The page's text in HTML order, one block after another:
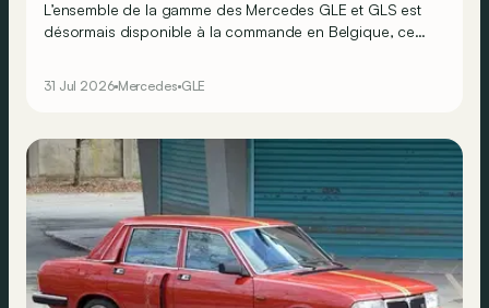
L’ensemble de la gamme des Mercedes GLE et GLS est
désormais disponible à la commande en Belgique, ce
31 Jul 2026 Mercedes GLE